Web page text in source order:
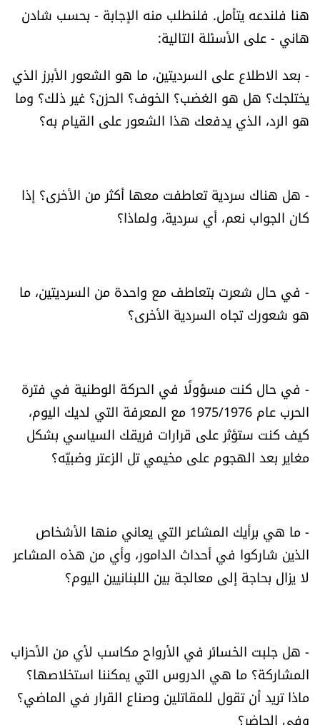
هنا فلندعه يتأمل. فلنطلب منه الإجابة - بحسب شادن
هاني - على الأسئلة التالية:
- بعد الاطلاع على السرديتين، ما هو الشعور الأبرز الذي
يختلجك؟ هل هو الغضب؟ الخوف؟ الحزن؟ غير ذلك؟ وما
هو الرد، الذي يدفعك هذا الشعور على القيام به؟
- هل هناك سردية تعاطفت معها أكثر من الأخرى؟ إذا
كان الجواب نعم، أي سردية، ولماذا؟
- في حال شعرت بتعاطف مع واحدة من السرديتين، ما
هو شعورك تجاه السردية الأخرى؟
- في حال كنت مسؤولًا في الحركة الوطنية في فترة
الحرب عام 1975/1976 مع المعرفة التي لديك اليوم،
كيف كنت ستؤثر على قرارات فريقك السياسي بشكل
مغاير بعد الهجوم على مخيمي تل الزعتر وضبيّه؟
- ما هي برأيك المشاعر التي يعاني منها الأشخاص
الذين شاركوا في أحداث الدامور، وأي من هذه المشاعر
لا يزال بحاجة إلى معالجة بين اللبنانيين اليوم؟
- هل جلبت الخسائر في الأرواح مكاسب لأي من الأحزاب
المشاركة؟ ما هي الدروس التي يمكننا استخلاصها؟
ماذا تريد أن تقول للمقاتلين وصناع القرار في الماضي؟